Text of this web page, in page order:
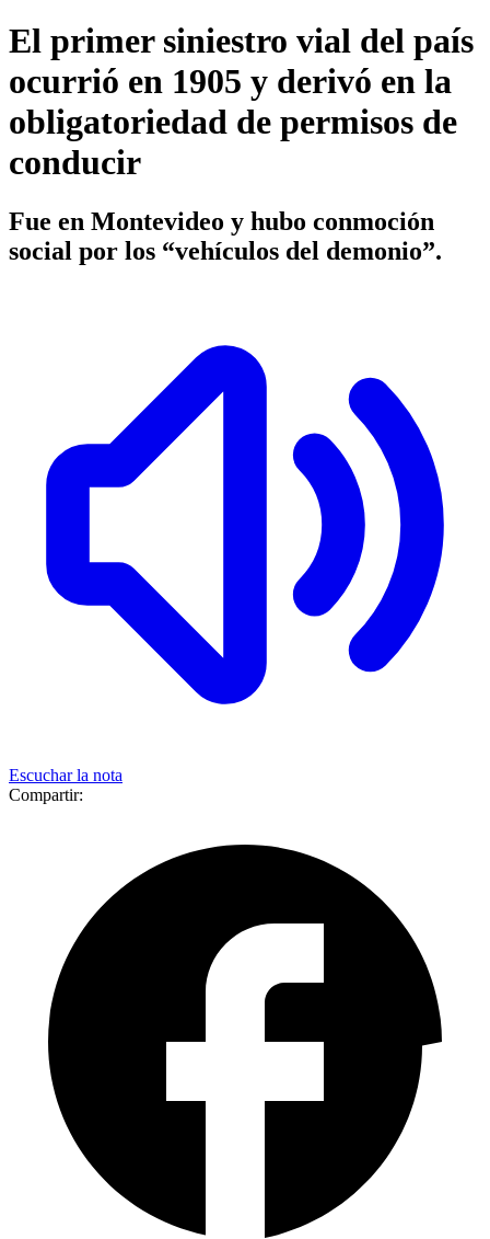
El primer siniestro vial del país
ocurrió en 1905 y derivó en la
obligatoriedad de permisos de
conducir
Fue en Montevideo y hubo conmoción
social por los “vehículos del demonio”.
Escuchar la nota
Compartir: